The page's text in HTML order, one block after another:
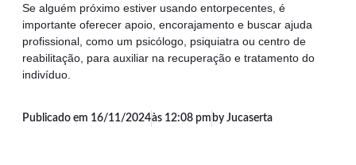
Se alguém próximo estiver usando entorpecentes, é
importante oferecer apoio, encorajamento e buscar ajuda
profissional, como um psicólogo, psiquiatra ou centro de
reabilitação, para auxiliar na recuperação e tratamento do
indivíduo.
Publicado em 16/11/2024às 12:08 pm by Jucaserta